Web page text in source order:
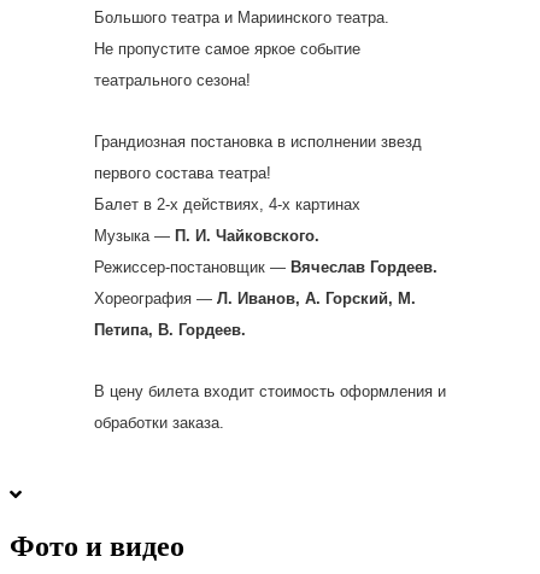
Большого театра и Мариинского театра.
Не пропустите самое яркое событие
театрального сезона!
Грандиозная постановка в исполнении звезд
первого состава театра!
Балет в 2-х действиях, 4-х картинах
Музыка — П. И. Чайковского.
Режиссер-постановщик — Вячеслав Гордеев.
Хореография — Л. Иванов, А. Горский, М.
Петипа, В. Гордеев.
В цену билета входит стоимость оформления и
обработки заказа.
Фото и видео